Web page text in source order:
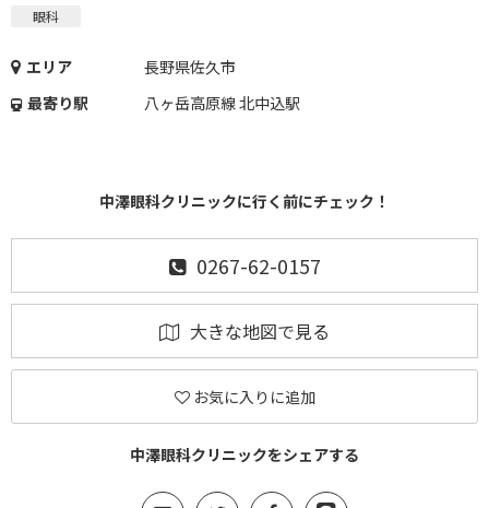
眼科
エリア
長野県佐久市
最寄り駅
八ヶ岳高原線 北中込駅
中澤眼科クリニックに行く前にチェック！
0267-62-0157
大きな地図で見る
お気に入りに追加
中澤眼科クリニックをシェアする